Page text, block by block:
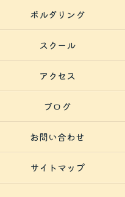
ボルダリング
スクール
アクセス
ブログ
お問い合わせ
サイトマップ